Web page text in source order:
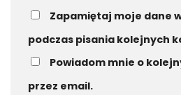
Zapamiętaj moje dane
podczas pisania kolejnych
Powiadom mnie o
przez email.